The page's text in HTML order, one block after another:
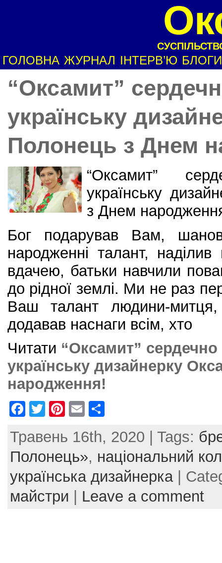
ГОЛОВНА ЖУРНАЛ ІНТЕРВ’Ю БЛОГИ
“Оксамит”
українську
Полонець з Днем
“Оксамит”
українську
з Днем
Бог подарував Вам,
народженні талант,
вдачею, батьки навчили
до рідної землі. Ми не раз
Ваш талант людини-митця,
додавав наснаги всім, хто
Читати “Оксамит” сердечно
українську дизайнерку
народження!
F
c
e
b
o
o
T
itt
er
Pi
er
e
st
E
ai
l
ar
e
Травень 16th, 2020 | Tags:
Полонець», національний
українська дизайнерка|
майстри
Leave a comment